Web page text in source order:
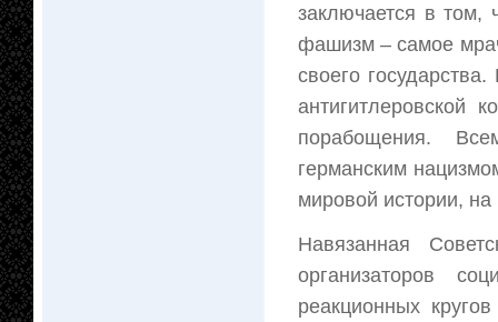
заключается в том,
фашизм – самое
своего
антигитлеровской
порабощения.
германским
мировой истории,
Навязанная
организаторов
реакционных